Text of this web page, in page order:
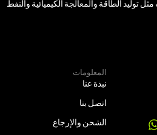
توليد الطاقة والمعالجة الكيميائية والنفط
المعلومات
نبذة عنا
اتصل بنا
الشحن والإرجاع